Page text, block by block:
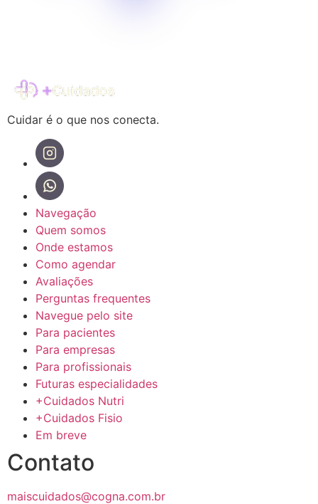
Cuidar é o que nos conecta.
Navegação
Quem somos
Onde estamos
Como agendar
Avaliações
Perguntas frequentes
Navegue pelo site
Para pacientes
Para empresas
Para profissionais
Futuras especialidades
+Cuidados Nutri
+Cuidados Fisio
Em breve
Contato
maiscuidados@cogna.com.br